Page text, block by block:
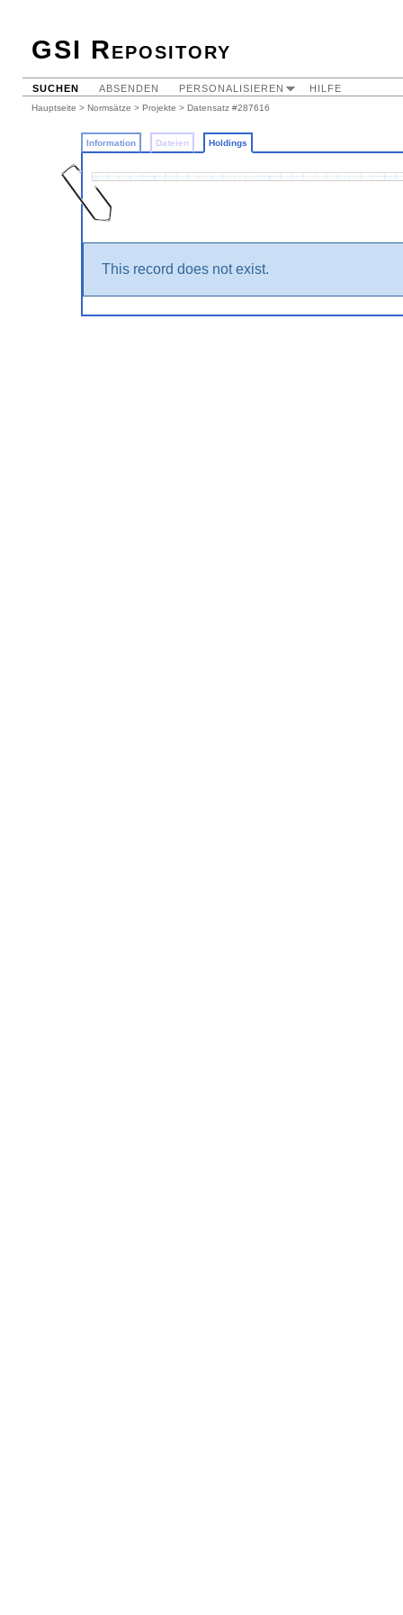
GSI Repository
SUCHEN ABSENDEN PERSONALISIEREN HILFE
Hauptseite > Normsätze > Projekte > Datensatz #287616
Information Dateien Holdings
This record does not exist.